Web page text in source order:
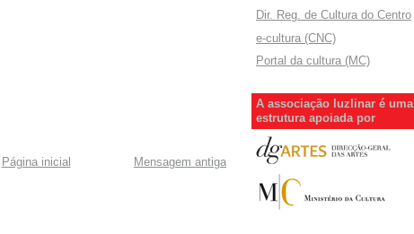
Mensagem antiga
Página inicial
Dir. Reg. de Cultura do Centro
e-cultura (CNC)
Portal da cultura (MC)
A associação luzlinar é uma
estrutura apoiada por